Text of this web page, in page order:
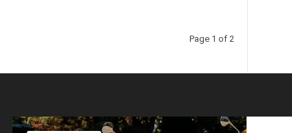
Page 1 of 2